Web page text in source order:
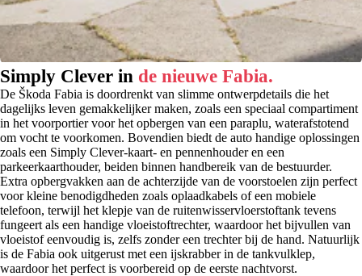
Simply Clever in de nieuwe Fabia.
De Škoda Fabia is doordrenkt van slimme ontwerpdetails die het
dagelijks leven gemakkelijker maken, zoals een speciaal compartiment
in het voorportier voor het opbergen van een paraplu, waterafstotend
om vocht te voorkomen. Bovendien biedt de auto handige oplossingen
zoals een Simply Clever-kaart- en pennenhouder en een
parkeerkaarthouder, beiden binnen handbereik van de bestuurder.
Extra opbergvakken aan de achterzijde van de voorstoelen zijn perfect
voor kleine benodigdheden zoals oplaadkabels of een mobiele
telefoon, terwijl het klepje van de ruitenwisservloerstoftank tevens
fungeert als een handige vloeistoftrechter, waardoor het bijvullen van
vloeistof eenvoudig is, zelfs zonder een trechter bij de hand. Natuurlijk
is de Fabia ook uitgerust met een ijskrabber in de tankvulklep,
waardoor het perfect is voorbereid op de eerste nachtvorst.